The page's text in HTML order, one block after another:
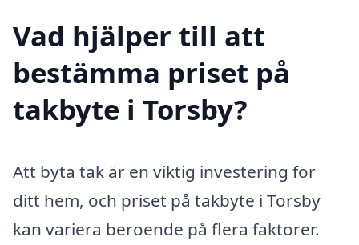
Vad hjälper till att
bestämma priset på
takbyte i Torsby?
Att byta tak är en viktig investering för
ditt hem, och priset på takbyte i Torsby
kan variera beroende på flera faktorer.